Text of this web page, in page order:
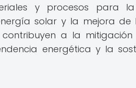
y procesos para
solar y la mejora de
a la
energética y la